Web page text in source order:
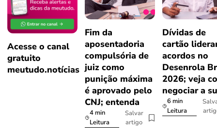
Acesse o canal
gratuito
meutudo.notícias
Fim da
aposentadoria
compulsória de
juiz como
punição máxima
é aprovado pelo
CNJ; entenda
4 min
Leitura
Salvar
artigo
Dívidas de
cartão
acordos no
Desenrola
2026; veja
negociar a
6 min
Leitura